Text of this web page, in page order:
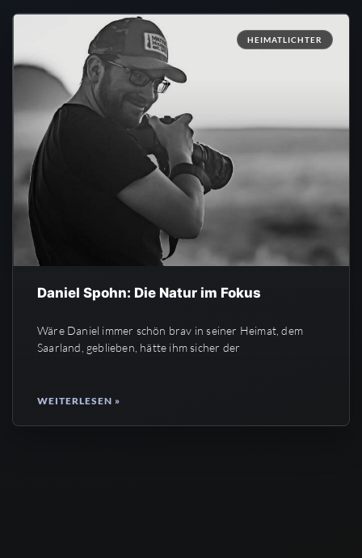
HEIMATLICHTER
Daniel Spohn: Die Natur im Fokus
Wäre Daniel immer schön brav in seiner Heimat, dem
Saarland, geblieben, hätte ihm sicher der
WEITERLESEN »